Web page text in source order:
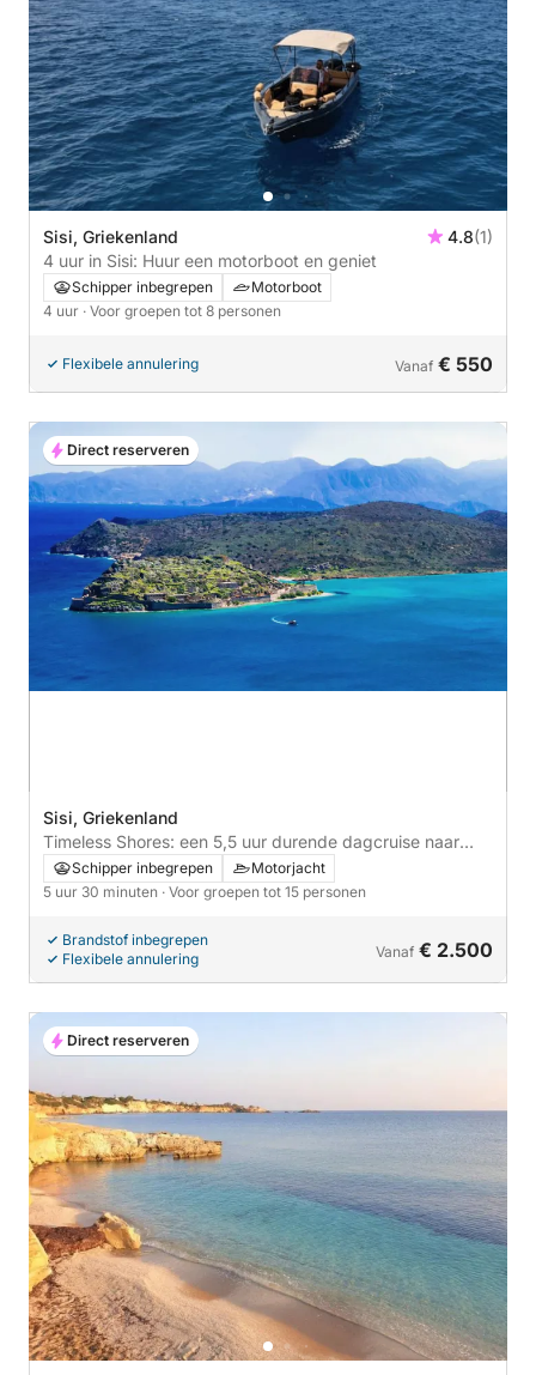
Sisi, Griekenland 4.8(1)
4 uur in Sisi: Huur een motorboot en geniet
Schipper inbegrepen
Motorboot
4 uur · Voor groepen tot 8 personen
Flexibele annulering Vanaf € 550
Sisi, Griekenland
Timeless Shores: een 5,5 uur durende dagcruise naar
Plaka en Elounda
Schipper inbegrepen
Motorjacht
5 uur 30 minuten · Voor groepen tot 15 personen
Brandstof inbegrepen
Flexibele annulering
Vanaf € 2.500
Direct reserveren
Direct reserveren